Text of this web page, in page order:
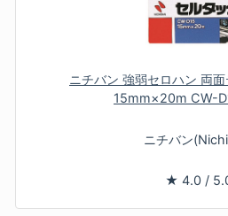
ニチバン 強弱セロハン 両
15mm×20m CW-
ニチバン
★ 4.0 /